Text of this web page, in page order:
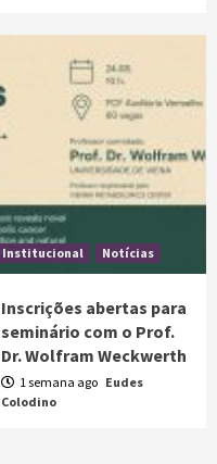
Institucional Notícias
Inscrições abertas para
seminário com o Prof.
Dr. Wolfram Weckwerth
1 semana ago Eudes
Colodino